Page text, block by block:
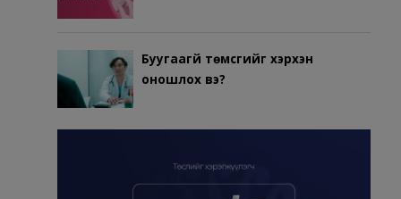
Буугаагүй төмсгийг хэрхэн
оношлох вэ?